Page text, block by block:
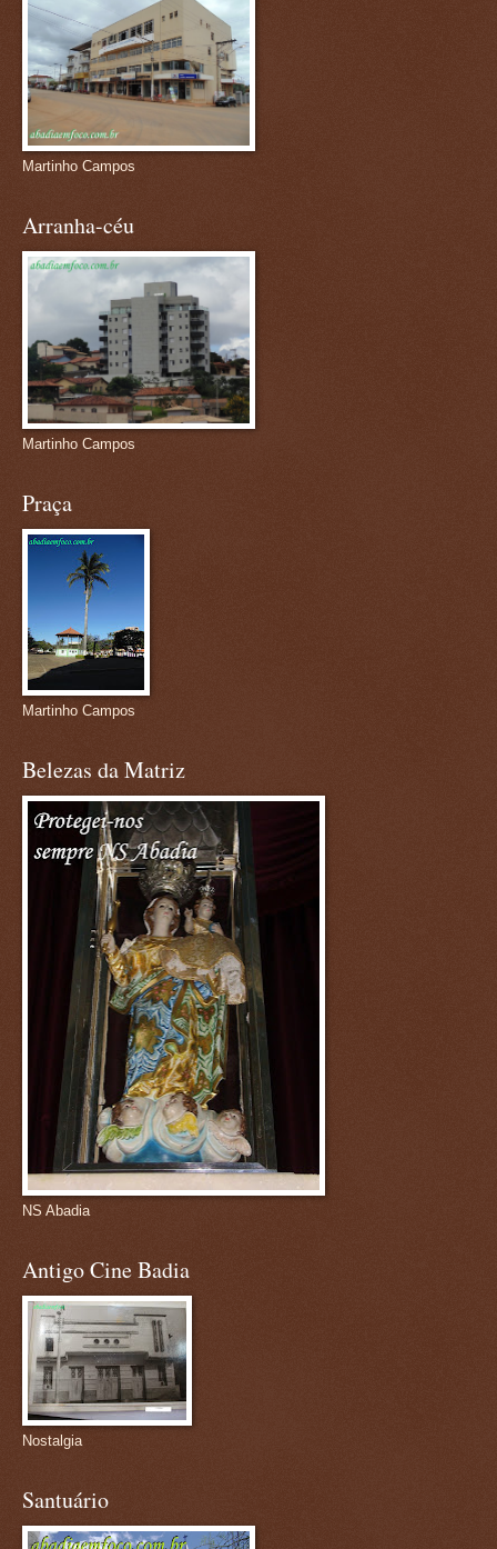
Martinho Campos
Arranha-céu
Martinho Campos
Praça
Martinho Campos
Belezas da Matriz
NS Abadia
Antigo Cine Badia
Nostalgia
Santuário